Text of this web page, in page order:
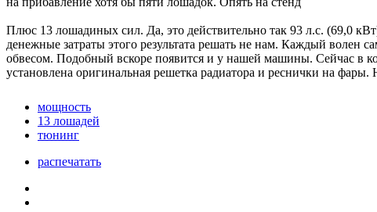
Плюс 13 лошадиных сил. Да, это действительно так 93 л.с. (69,0
денежные затраты этого результата решать не нам. Каждый волен
обвесом. Подобный вскоре появится и у нашей машины. Сейчас в
установлена оригинальная решетка радиатора и реснички на
мощность
13 лошадей
тюнинг
распечатать